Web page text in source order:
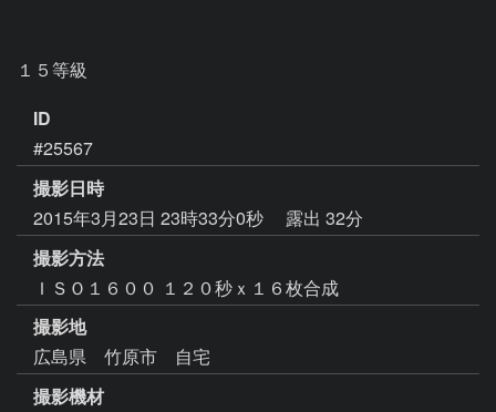
１５等級
ID
#25567
撮影日時
2015年3月23日 23時33分0秒
露出 32分
撮影方法
ＩＳＯ１６００ １２０秒ｘ１６枚合成
撮影地
広島県 竹原市 自宅
撮影機材